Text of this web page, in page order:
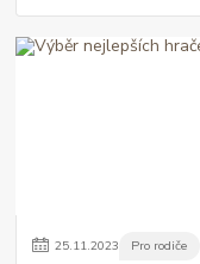
25.11.2023 Pro rodiče